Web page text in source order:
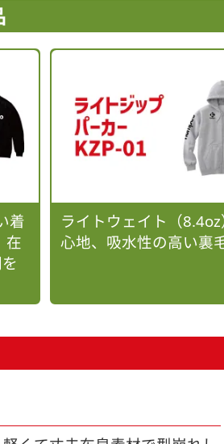
着
在
ライトウェイト（
心地、吸水性の高い裏